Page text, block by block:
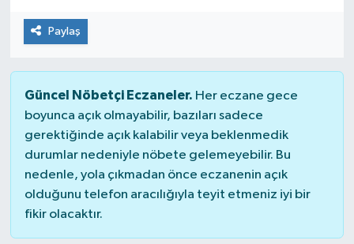
Paylaş
Güncel Nöbetçi Eczaneler. Her eczane gece
boyunca açık olmayabilir, bazıları sadece
gerektiğinde açık kalabilir veya beklenmedik
durumlar nedeniyle nöbete gelemeyebilir. Bu
nedenle, yola çıkmadan önce eczanenin açık
olduğunu telefon aracılığıyla teyit etmeniz iyi bir
fikir olacaktır.